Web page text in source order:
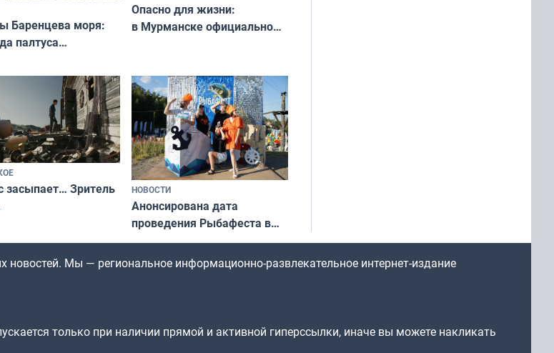
Баренцева моря:
палтуса
Опасно для жизни:
в Мурманске официально
засыпает… Зритель
НОВОСТИ
Анонсирована дата
проведения Рыбафеста в
2026 году
Мы — региональное информационно-развлекательное интернет-издание
только при наличии прямой и активной гиперссылки, иначе вы можете накликать